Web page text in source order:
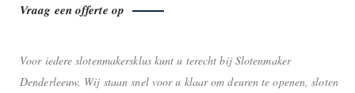
Vraag een offerte op
Voor iedere slotenmakersklus kunt u terecht bij Slotenmaker
Denderleeuw. Wij staan snel voor u klaar om deuren te openen, sloten